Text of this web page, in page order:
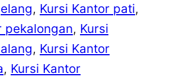
, Kursi Kantor pati
pekalongan, Kursi
, Kursi Kantor
, Kursi Kantor